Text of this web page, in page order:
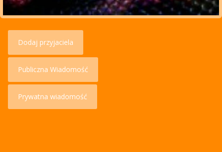
Dodaj przyjaciela
Publiczna Wiadomość
Prywatna wiadomość